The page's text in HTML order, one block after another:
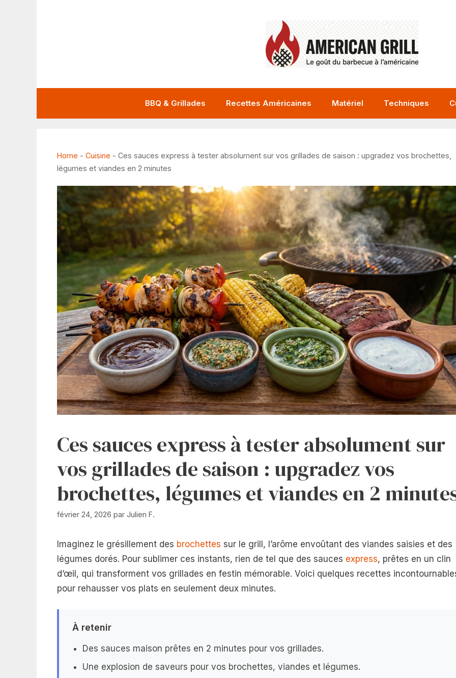
BBQ & Grillades Recettes Américaines Matériel Techniques
Home - Cuisine - Ces sauces express à tester absolument sur vos grillades de saison : upgradez vos brochettes,
légumes et viandes en 2 minutes
Ces sauces express à tester absolument sur
vos grillades de saison : upgradez vos
brochettes, légumes et viandes en 2
février 24, 2026 par Julien F.
Imaginez le grésillement des brochettes sur le grill, l’arôme envoûtant des viandes saisies et des
légumes dorés. Pour sublimer ces instants, rien de tel que des sauces express, prêtes en un clin
d’œil, qui transforment vos grillades en festin mémorable. Voici quelques recettes
pour rehausser vos plats en seulement deux minutes.
À retenir
Des sauces maison prêtes en 2 minutes pour vos grillades.
Une explosion de saveurs pour vos brochettes, viandes et légumes.